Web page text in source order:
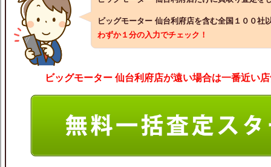
ビッグモーター 仙台利府店を含む全国１００社
わずか１分の入力でチェック！
ビッグモーター 仙台利府店が遠い場合は一番近い